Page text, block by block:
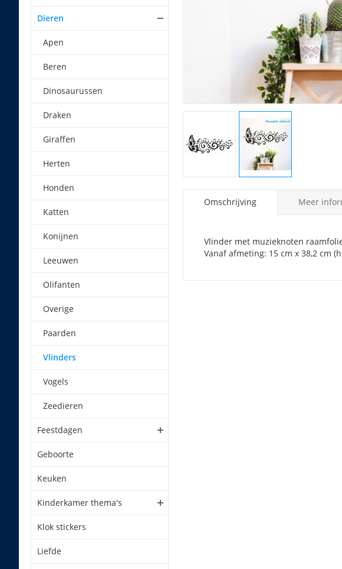
Omschrijving
Vlinder met muzieknoten
Vanaf afmeting: 15 cm x 38,2 cm
Meer
Dieren
Apen
Beren
Dinosaurussen
Draken
Giraffen
Herten
Honden
Katten
Konijnen
Leeuwen
Olifanten
Overige
Paarden
Vlinders
Vogels
Zeedieren
Feestdagen
Geboorte
Keuken
Kinderkamer thema's
Klok stickers
Liefde